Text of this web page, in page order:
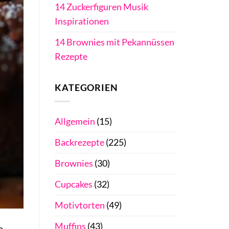
14 Zuckerfiguren Musik
Inspirationen
14 Brownies mit Pekannüssen
Rezepte
KATEGORIEN
Allgemein (15)
Backrezepte(225)
Brownies (30)
Cupcakes (32)
Motivtorten (49)
Muffins (43)